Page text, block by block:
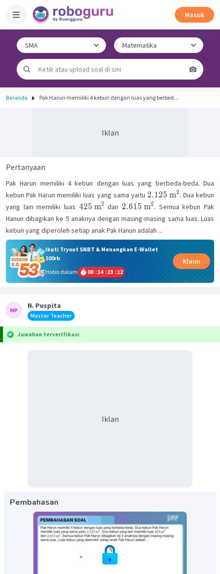
Masuk
Beranda Pak Harun memiliki 4 kebun dengan luas yang berbed...
Iklan
Pertanyaan
Pak Harun memiliki 4 kebun dengan luas yang berbeda-beda. Dua
kebun Pak Harun memiliki luas yang sama yaitu 2.125 m2. Dua kebun
yang lain memiliki luas 425 m2 dan 2.615 m2. Semua kebun Pak
Hanun dibagikan ke 5 anaknya dengan masing-masing sama luas. Luas
kebun yang diperoleh setiap anak Pak Hanun adalah ...
Ikuti Tryout SNBT & Menangkan E-Wallet
100rb
Habis dalam
00 :14 :23 :12
Klaim
N. Puspita
Master Teacher
Jawaban terverifikasi
Iklan
Pembahasan